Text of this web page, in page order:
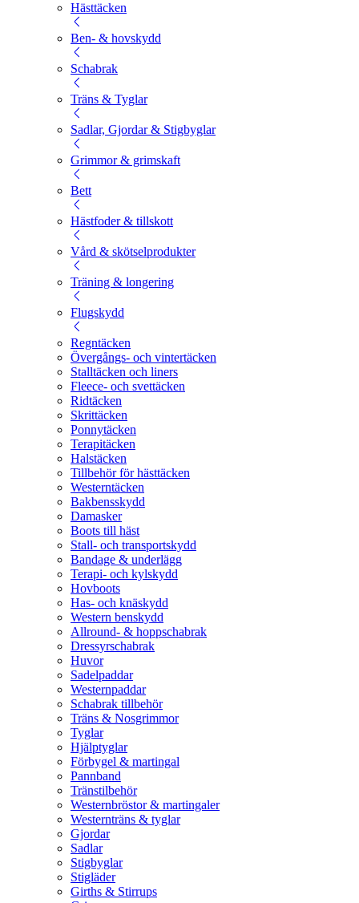
Hästtäcken
Ben- & hovskydd
Schabrak
Träns & Tyglar
Sadlar, Gjordar & Stigbyglar
Grimmor & grimskaft
Bett
Hästfoder & tillskott
Vård & skötselprodukter
Träning & longering
Flugskydd
Regntäcken
Övergångs- och vintertäcken
Stalltäcken och liners
Fleece- och svettäcken
Ridtäcken
Skrittäcken
Ponnytäcken
Terapitäcken
Halstäcken
Tillbehör för hästtäcken
Westerntäcken
Bakbensskydd
Damasker
Boots till häst
Stall- och transportskydd
Bandage & underlägg
Terapi- och kylskydd
Hovboots
Has- och knäskydd
Western benskydd
Allround- & hoppschabrak
Dressyrschabrak
Huvor
Sadelpaddar
Westernpaddar
Schabrak tillbehör
Träns & Nosgrimmor
Tyglar
Hjälptyglar
Förbygel & martingal
Pannband
Tränstilbehör
Westernbröstor & martingaler
Westernträns & tyglar
Gjordar
Sadlar
Stigbyglar
Stigläder
Girths & Stirrups